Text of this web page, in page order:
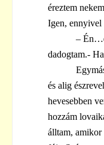
éreztem
Igen, ennyivel
–
dadogtam.-
és alig
hevesebben
hozzám
álltam, amikor